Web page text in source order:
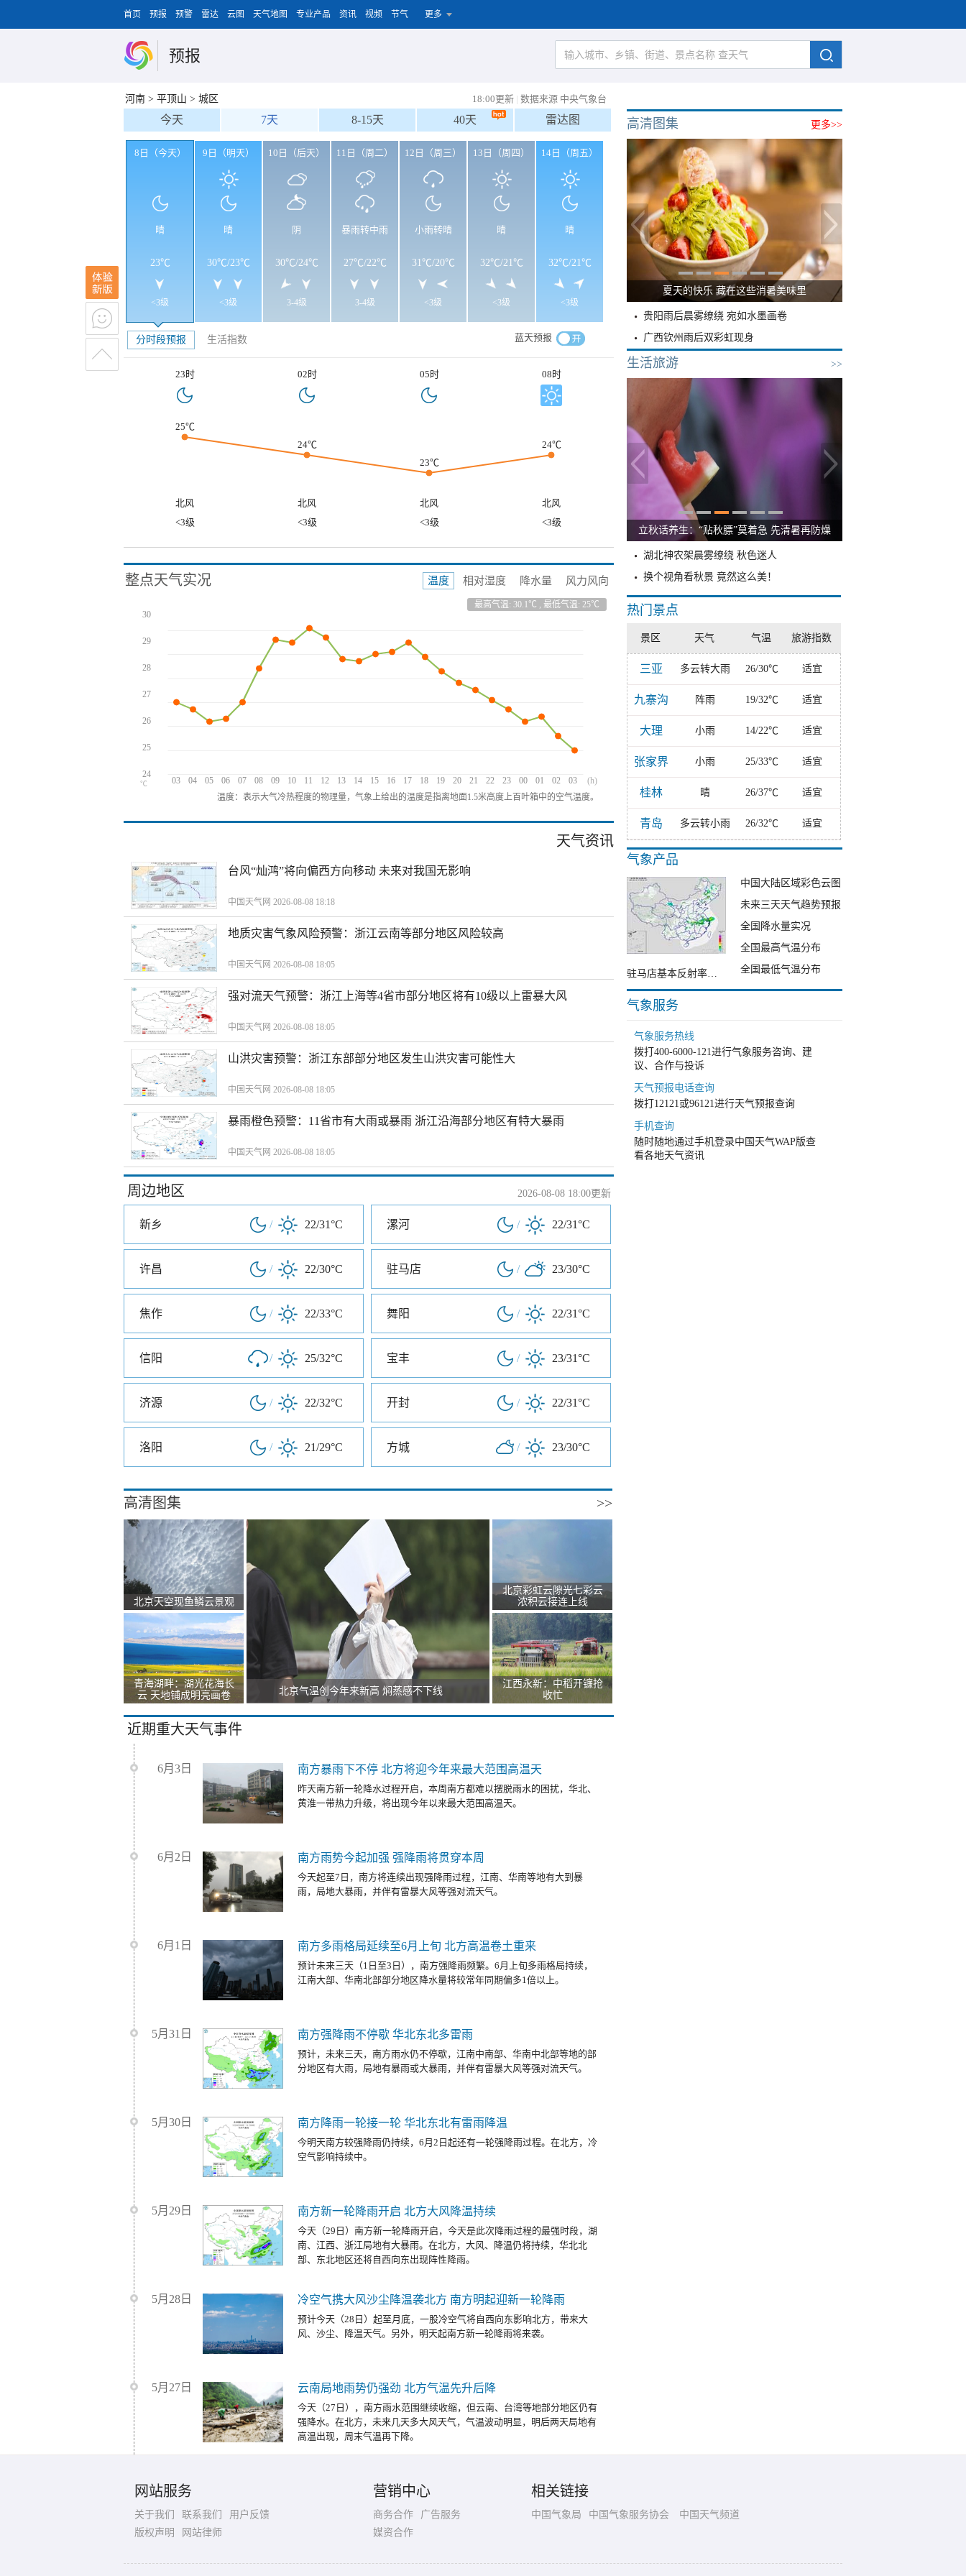
首页 预报 预警 雷达 云图 天气地图 专业产品 资讯 视频 节气 更多
预报
河南 > 平顶山 > 城区 18:00更新 | 数据来源 中央气象台
今天 7天 8-15天 40天 雷达图
8日（今天）
晴
23℃
<3级
9日（明天）
晴
30℃/23℃
<3级
10日（后天）
阴
30℃/24℃
3-4级
11日（周二）
暴雨转中雨
27℃/22℃
3-4级
12日（周三）
小雨转晴
31℃/20℃
<3级
13日（周四）
晴
32℃/21℃
<3级
14日（周五）
晴
32℃/21℃
<3级
分时段预报 生活指数 蓝天预报
23时 02时 05时 08时
25℃
24℃
23℃
24℃
北风 北风 北风
北风
<3级
<3级 <3级 <3级
整点天气实况 温度 相对湿度 降水量 风力风向
最高气温: 30.1℃ , 最低气温: 25℃
03 04 05 06 07 08 09 10 11 12 13 14 15 16 17 18 19 20 21 22 23 00 01 02 03
30
29
28
27
26
25
24
(h)
℃
温度：表示大气冷热程度的物理量，气象上给出的温度是指离地面1.5米高度上百叶箱中的空气温度。
天气资讯
台风“灿鸿”将向偏西方向移动 未来对我国无影响
中国天气网 2026-08-08 18:18
地质灾害气象风险预警：浙江云南等部分地区风险较高
中国天气网 2026-08-08 18:05
强对流天气预警：浙江上海等4省市部分地区将有10级以上雷暴大风
中国天气网 2026-08-08 18:05
山洪灾害预警：浙江东部部分地区发生山洪灾害可能性大
中国天气网 2026-08-08 18:05
暴雨橙色预警：11省市有大雨或暴雨 浙江沿海部分地区有特大暴雨
中国天气网 2026-08-08 18:05
周边地区 2026-08-08 18:00更新
新乡 / 22/31°C 漯河 / 22/31°C
许昌 / 22/30°C 驻马店 / 23/30°C
焦作 / 22/33°C 舞阳 / 22/31°C
信阳 / 25/32°C 宝丰 / 23/31°C
济源 / 22/32°C 开封 / 22/31°C
洛阳 / 21/29°C 方城 / 23/30°C
>>
高清图集
北京天空现鱼鳞云景观
青海湖畔：湖光花海长
云 天地铺成明亮画卷
北京气温创今年来新高 焖蒸感不下线
北京彩虹云隙光七彩云
浓积云接连上线
江西永新：中稻开镰抢
收忙
近期重大天气事件
6月3日 南方暴雨下不停 北方将迎今年来最大范围高温天
昨天南方新一轮降水过程开启，本周南方都难以摆脱雨水的困扰，华北、
黄淮一带热力升级，将出现今年以来最大范围高温天。
6月2日 南方雨势今起加强 强降雨将贯穿本周
今天起至7日，南方将连续出现强降雨过程，江南、华南等地有大到暴
雨，局地大暴雨，并伴有雷暴大风等强对流天气。
6月1日 南方多雨格局延续至6月上旬 北方高温卷土重来
预计未来三天（1日至3日），南方强降雨频繁。6月上旬多雨格局持续，
江南大部、华南北部部分地区降水量将较常年同期偏多1倍以上。
5月31日 南方强降雨不停歇 华北东北多雷雨
预计，未来三天，南方雨水仍不停歇，江南中南部、华南中北部等地的部
分地区有大雨，局地有暴雨或大暴雨，并伴有雷暴大风等强对流天气。
5月30日 南方降雨一轮接一轮 华北东北有雷雨降温
今明天南方较强降雨仍持续，6月2日起还有一轮强降雨过程。在北方，冷
空气影响持续中。
5月29日 南方新一轮降雨开启 北方大风降温持续
今天（29日）南方新一轮降雨开启，今天是此次降雨过程的最强时段，湖
南、江西、浙江局地有大暴雨。在北方，大风、降温仍将持续，华北北
部、东北地区还将自西向东出现阵性降雨。
5月28日 冷空气携大风沙尘降温袭北方 南方明起迎新一轮降雨
预计今天（28日）起至月底，一股冷空气将自西向东影响北方，带来大
风、沙尘、降温天气。另外，明天起南方新一轮降雨将来袭。
5月27日 云南局地雨势仍强劲 北方气温先升后降
今天（27日），南方雨水范围继续收缩，但云南、台湾等地部分地区仍有
强降水。在北方，未来几天多大风天气，气温波动明显，明后两天局地有
高温出现，周末气温再下降。
更多>>
高清图集
夏天的快乐 藏在这些消暑美味里
贵阳雨后晨雾缭绕 宛如水墨画卷
广西钦州雨后双彩虹现身
>>
生活旅游
立秋话养生：“贴秋膘”莫着急 先清暑再防燥
湖北神农架晨雾缭绕 秋色迷人
换个视角看秋景 竟然这么美！
热门景点
景区 天气 气温 旅游指数
三亚 多云转大雨 26/30℃ 适宜
九寨沟 阵雨 19/32℃ 适宜
大理 小雨 14/22℃ 适宜
张家界 小雨 25/33℃ 适宜
桂林 晴 26/37℃ 适宜
青岛 多云转小雨 26/32℃ 适宜
气象产品
驻马店基本反射率单站雷达图
中国大陆区域彩色云图
未来三天天气趋势预报
全国降水量实况
全国最高气温分布
全国最低气温分布
气象服务
气象服务热线
拨打400-6000-121进行气象服务咨询、建
议、合作与投诉
天气预报电话查询
拨打12121或96121进行天气预报查询
手机查询
随时随地通过手机登录中国天气WAP版查
看各地天气资讯
网站服务
关于我们 联系我们
用户反馈
版权声明
网站律师
营销中心
商务合作
广告服务
媒资合作
相关链接
中国气象局 中国气象服务协会 中国天气频道